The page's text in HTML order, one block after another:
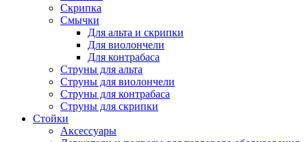
Скрипка
Смычки
Для альта и скрипки
Для виолончели
Для контрабаса
Струны для альта
Струны для виолончели
Струны для контрабаса
Струны для скрипки
Стойки
Аксессуары